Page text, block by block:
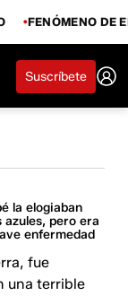
FENÓMENO DE
Suscríbete
la elogiaban
azules, pero era
enfermedad
fue
una terrible